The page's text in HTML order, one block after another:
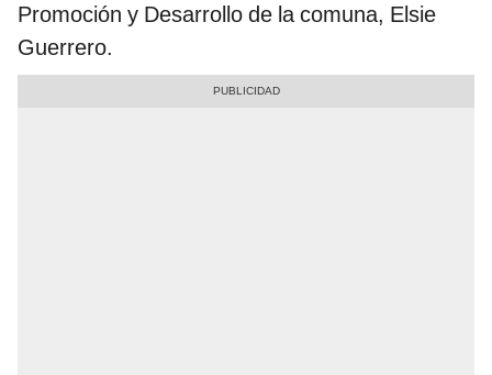
Promoción y Desarrollo de la comuna, Elsie
Guerrero.